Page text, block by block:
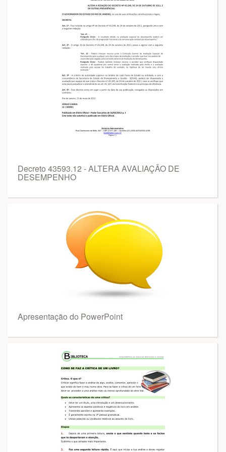
Decreto 43593.12 - ALTERA AVALIAÇÃO DE
DESEMPENHO
Apresentação do PowerPoint